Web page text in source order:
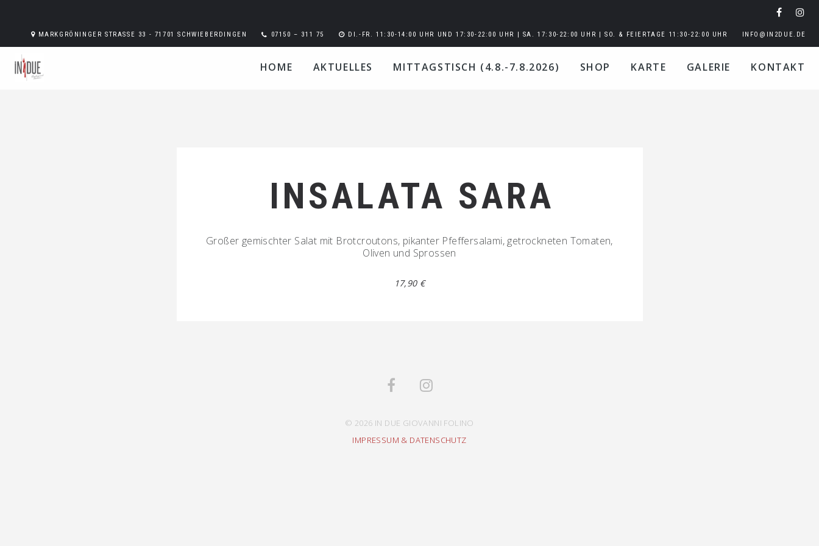
MARKGRÖNINGER STRASSE 33 - 71701 SCHWIEBERDINGEN 07150 – 311 75 DI.-FR. 11:30-14:00 UHR UND 17:30-22:00 UHR | SA. 17:30-22:00 UHR | SO. & FEIERTAGE 11:30-22:00 UHR INFO@IN2DUE.DE
HOME AKTUELLES MITTAGSTISCH (4.8.-7.8.2026) SHOP KARTE GALERIE KONTAKT
INSALATA SARA
Großer gemischter Salat mit Brotcroutons, pikanter Pfeffersalami, getrockneten Tomaten,
Oliven und Sprossen
17,90 €
© 2026 IN DUE GIOVANNI FOLINO
IMPRESSUM & DATENSCHUTZ